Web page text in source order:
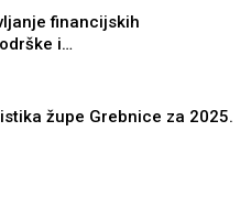
financijskih
i…
župe Grebnice za 2025.